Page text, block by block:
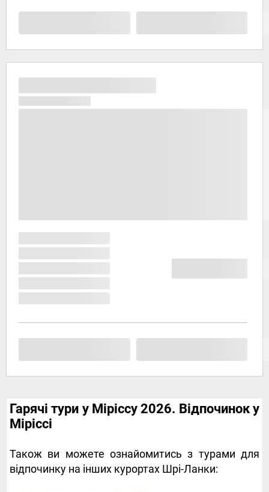
Гарячі тури у Міріссу 2026. Відпочинок у
Міріссі
Також ви можете ознайомитись з турами для
відпочинку на інших курортах Шрі-Ланки: